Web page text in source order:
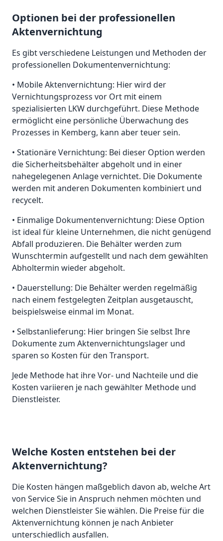
Optionen bei der professionellen
Aktenvernichtung
Es gibt verschiedene Leistungen und Methoden der
professionellen Dokumentenvernichtung:
• Mobile Aktenvernichtung: Hier wird der
Vernichtungsprozess vor Ort mit einem
spezialisierten LKW durchgeführt. Diese Methode
ermöglicht eine persönliche Überwachung des
Prozesses in Kemberg, kann aber teuer sein.
• Stationäre Vernichtung: Bei dieser Option werden
die Sicherheitsbehälter abgeholt und in einer
nahegelegenen Anlage vernichtet. Die Dokumente
werden mit anderen Dokumenten kombiniert und
recycelt.
• Einmalige Dokumentenvernichtung: Diese Option
ist ideal für kleine Unternehmen, die nicht genügend
Abfall produzieren. Die Behälter werden zum
Wunschtermin aufgestellt und nach dem gewählten
Abholtermin wieder abgeholt.
• Dauerstellung: Die Behälter werden regelmäßig
nach einem festgelegten Zeitplan ausgetauscht,
beispielsweise einmal im Monat.
• Selbstanlieferung: Hier bringen Sie selbst Ihre
Dokumente zum Aktenvernichtungslager und
sparen so Kosten für den Transport.
Jede Methode hat ihre Vor- und Nachteile und die
Kosten variieren je nach gewählter Methode und
Dienstleister.
Welche Kosten entstehen bei der
Aktenvernichtung?
Die Kosten hängen maßgeblich davon ab, welche Art
von Service Sie in Anspruch nehmen möchten und
welchen Dienstleister Sie wählen. Die Preise für die
Aktenvernichtung können je nach Anbieter
unterschiedlich ausfallen.